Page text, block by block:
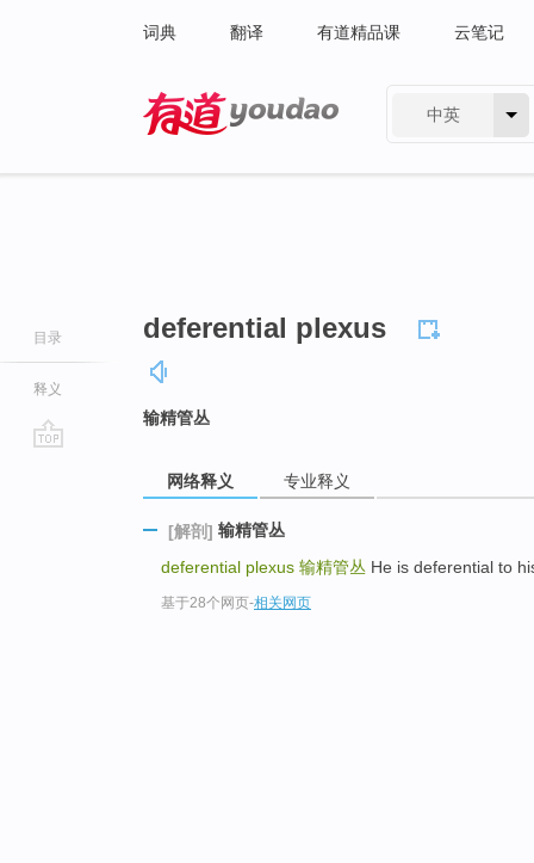
词典 翻译 有道精品课 云笔记
中英
目录
释义
deferential plexus
输精管丛
网络释义 专业释义
[解剖] 输精管丛
deferential plexus 输精管丛 He is deferential to
基于28个网页-相关网页